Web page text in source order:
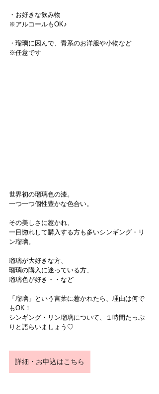
・お好きな飲み物
※アルコールもOK♪
・瑠璃に因んで、青系のお洋服や小物など
※任意です
世界初の瑠璃色の漆。
一つ一つ個性豊かな色合い。
その美しさに惹かれ、
一目惚れして購入する方も多いシンギング・リ
ン瑠璃。
瑠璃が大好きな方、
瑠璃の購入に迷っている方、
瑠璃色が好き・・など
「瑠璃」という言葉に惹かれたら、理由は何で
もOK！
シンギング・リン瑠璃について、１時間たっぷ
りと語らいましょう♡
詳細・お申込はこちら